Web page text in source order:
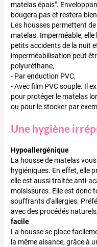
matelas épais".
bougera pas et restera
Les housses permettent
matelas. Imperméable,
petits accidents de la nuit
imperméabilisation peut
polyuréthane,
- Par enduction PVC,
- Avec film PVC souple. Il
pour protéger le matelas
ou pour le stocker par
Une hygiène
Hypoallergénique
La housse de matelas
hygiéniques. En effet, elle
elle est aussi traitée anti-
moisissures. Elle est donc
souffrants d'allergies.
avec des procédés
facile
La housse se place
la même aisance, grâce à